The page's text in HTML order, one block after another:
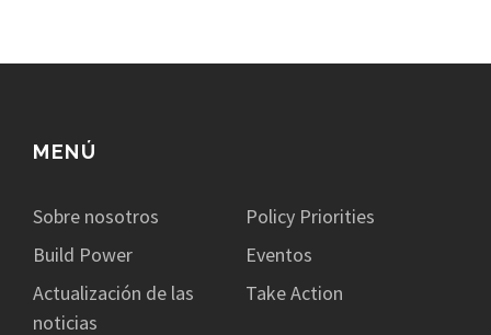
MENÚ
Sobre nosotros
Policy Priorities
Build Power
Eventos
Actualización de las
noticias
Take Action